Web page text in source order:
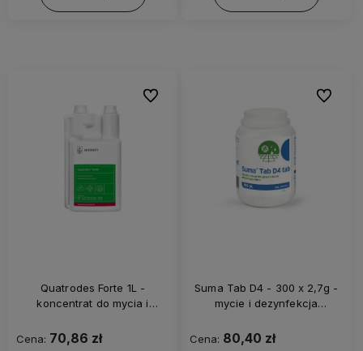
Quatrodes Forte 1L -
koncentrat do mycia i
Cena: 70,86 zł
Do ulubionych
Suma Tab D4 - 300 x 2,7g -
mycie i dezynfekcja
Cena: 80,40 zł
Do